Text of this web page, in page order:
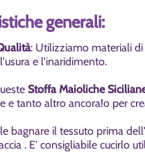
generali:
: Utilizziamo materiali
e l'inaridimento.
Stoffa Maioliche
e tanto altro ancora!o per
bagnare il tessuto prima
. E' consigliabile cucirlo